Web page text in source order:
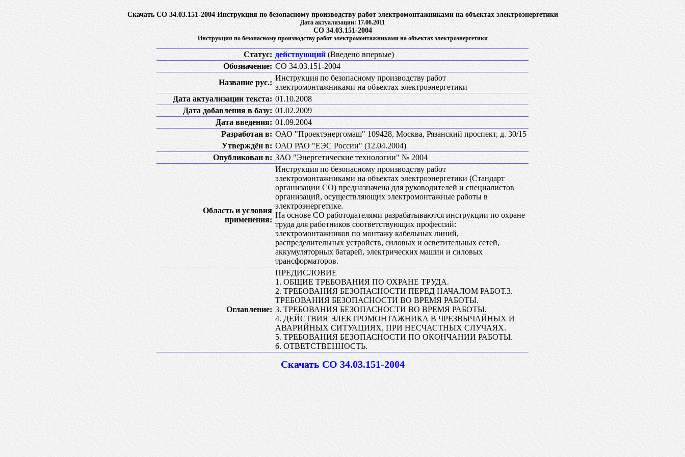
Скачать СО 34.03.151-2004 Инструкция по безопасному производству работ электромонтажниками на объектах электроэнергетики
Дата актуализации: 17.06.2011
СО 34.03.151-2004
Инструкция по безопасному производству работ электромонтажниками на объектах электроэнергетики
Статус: действующий (Введено впервые)
Обозначение: СО 34.03.151-2004
Название рус.:
Инструкция по безопасному производству работ
электромонтажниками на объектах электроэнергетики
Дата актуализации текста: 01.10.2008
Дата добавления в базу: 01.02.2009
Дата введения: 01.09.2004
Разработан в: ОАО "Проектэнергомаш" 109428, Москва, Рязанский проспект, д. 30/15
Утверждён в: ОАО РАО "ЕЭС России" (12.04.2004)
Опубликован в: ЗАО "Энергетические технологии" № 2004
Область и условия
применения:
Инструкция по безопасному производству работ
электромонтажниками на объектах электроэнергетики (Стандарт
организации СО) предназначена для руководителей и специалистов
организаций, осуществляющих электромонтажные работы в
электроэнергетике.
На основе СО работодателями разрабатываются инструкции по охране
труда для работников соответствующих профессий:
электромонтажников по монтажу кабельных линий,
распределительных устройств, силовых и осветительных сетей,
аккумуляторных батарей, электрических машин и силовых
трансформаторов.
Оглавление:
ПРЕДИСЛОВИЕ
1. ОБЩИЕ ТРЕБОВАНИЯ ПО ОХРАНЕ ТРУДА.
2. ТРЕБОВАНИЯ БЕЗОПАСНОСТИ ПЕРЕД НАЧАЛОМ РАБОТ.3.
ТРЕБОВАНИЯ БЕЗОПАСНОСТИ ВО ВРЕМЯ РАБОТЫ.
3. ТРЕБОВАНИЯ БЕЗОПАСНОСТИ ВО ВРЕМЯ РАБОТЫ.
4. ДЕЙСТВИЯ ЭЛЕКТРОМОНТАЖНИКА В ЧРЕЗВЫЧАЙНЫХ И
АВАРИЙНЫХ СИТУАЦИЯХ, ПРИ НЕСЧАСТНЫХ СЛУЧАЯХ.
5. ТРЕБОВАНИЯ БЕЗОПАСНОСТИ ПО ОКОНЧАНИИ РАБОТЫ.
6. ОТВЕТСТВЕННОСТЬ.
Скачать СО 34.03.151-2004